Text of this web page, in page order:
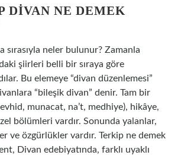
DIVAN NE DEMEK
sırasıyla neler bulunur? Zamanla
şiirleri belli bir sıraya göre
Bu elemeye “divan düzenlemesi”
“bileşik divan” denir. Tam bir
munacat, na’t, medhiye), hikâye,
bölümleri vardır. Sonunda yalanlar,
ve özgürlükler vardır. Terkip ne demek
Divan edebiyatında, farklı uyaklı